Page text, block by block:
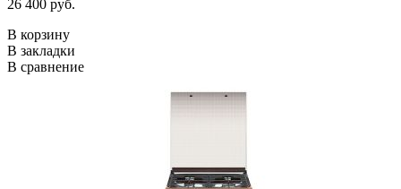
26 400 руб.
В корзину
В закладки
В сравнение